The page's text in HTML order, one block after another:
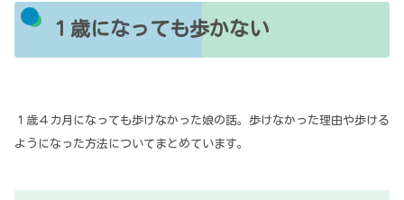
１歳になっても歩かない
１歳４カ月になっても歩けなかった娘の話。歩けなかった理由や歩ける
ようになった方法についてまとめています。